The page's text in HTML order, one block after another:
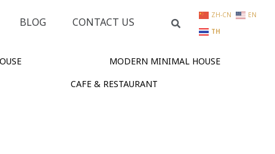
BLOG CONTACT US ZH-CN
EN
TH
MODERN MINIMAL HOUSE
CAFE & RESTAURANT